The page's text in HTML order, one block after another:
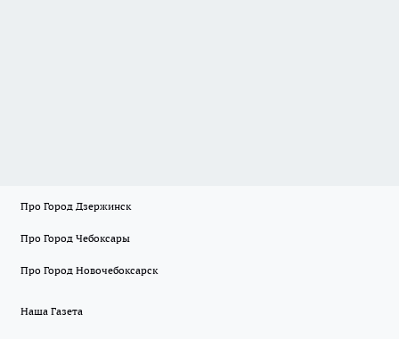
Про Город Дзержинск
Про Город Чебоксары
Про Город Новочебоксарск
Наша Газета